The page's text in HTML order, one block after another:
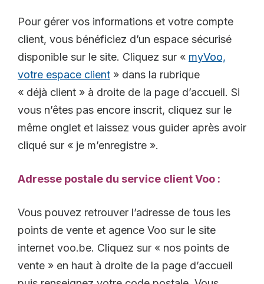
Pour gérer vos informations et votre compte
client, vous bénéficiez d’un espace sécurisé
disponible sur le site. Cliquez sur « myVoo,
votre espace client » dans la rubrique
« déjà client » à droite de la page d’accueil. Si
vous n’êtes pas encore inscrit, cliquez sur le
même onglet et laissez vous guider après avoir
cliqué sur « je m’enregistre ».
Adresse postale du service client Voo :
Vous pouvez retrouver l’adresse de tous les
points de vente et agence Voo sur le site
internet voo.be. Cliquez sur « nos points de
vente » en haut à droite de la page d’accueil